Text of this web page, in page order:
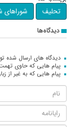
تحلیف شوراهای
دیدگاه‌ها
دیدگاه های ارسال شده
پیام هایی که حاوی
پیام هایی که به غیر از